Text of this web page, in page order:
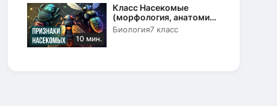
10 мин.
Класс Насекомые
(морфология, анатомия
и физиология)
Биология7 класс